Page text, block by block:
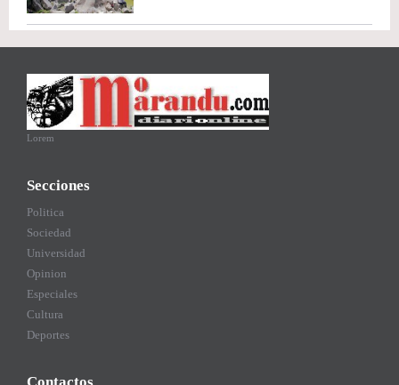
Lorem
Secciones
Politica
Sociedad
Universidad
Opinion
Especiales
Cultura
Deportes
Contactos